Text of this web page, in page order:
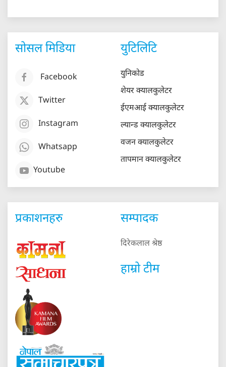
सोसल मिडिया
Facebook
Twitter
Instagram
Whatsapp
Youtube
युटिलिटि
युनिकोड
शेयर क्यालकुलेटर
ईएमआई क्यालकुलेटर
ल्यान्ड क्यालकुलेटर
वजन क्यालकुलेटर
तापमान क्यालकुलेटर
प्रकाशनहरु सम्पादक
दिरेकलाल श्रेष्ठ
हाम्रो टीम